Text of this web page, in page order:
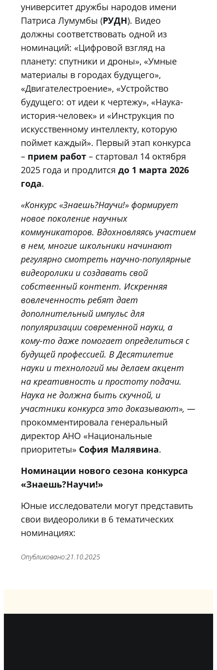
университет дружбы народов имени
Патриса Лумумбы (РУДН). Видео
должны соответствовать одной из
номинаций: «Цифровой взгляд на
планету: спутники и дроны», «Умные
материалы в городах будущего»,
«Двигателестроение», «Устройство
будущего: от идеи к чертежу», «Наука-
история-человек» и «Инструкция по
искусственному интеллекту, которую
поймет каждый». Первый этап конкурса
– прием работ – стартовал 14 октября
2025 года и продлится до 1 марта 2026
года.
«Конкурс «Знаешь?Научи!» формирует
новое поколение научных
коммуникаторов. Вдохновляясь участием
в нем, многие школьники начинают
регулярно смотреть научно-популярные
видеоролики и создавать свой
собственный контент. Искренняя
вовлеченность ребят дает
дополнительный импульс для
популяризации современной науки, а
кому-то даже помогает определиться с
будущей профессией. В Десятилетие
науки и технологий мы делаем акцент
на креативность и простоту подачи.
Наука не должна быть скучной, и
участники конкурса это доказывают», —
прокомментировала генеральный
директор АНО «Национальные
приоритеты» София Малявина.
Номинации нового сезона конкурса
«Знаешь?Научи!»
Юные исследователи могут представить
свои видеоролики в 6 тематических
номинациях:
Опубликовано:21.10.2025